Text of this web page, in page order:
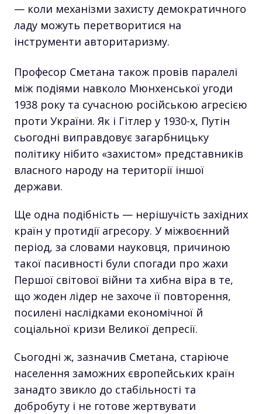
— коли механізми захисту демократичного
ладу можуть перетворитися на
інструменти авторитаризму.
Професор Сметана також провів паралелі
між подіями навколо Мюнхенської угоди
1938 року та сучасною російською агресією
проти України. Як і Гітлер у 1930-х, Путін
сьогодні виправдовує загарбницьку
політику нібито «захистом» представників
власного народу на території іншої
держави.
Ще одна подібність — нерішучість західних
країн у протидії агресору. У міжвоєнний
період, за словами науковця, причиною
такої пасивності були спогади про жахи
Першої світової війни та хибна віра в те,
що жоден лідер не захоче її повторення,
посилені наслідками економічної й
соціальної кризи Великої депресії.
Сьогодні ж, зазначив Сметана, старіюче
населення заможних європейських країн
занадто звикло до стабільності та
добробуту і не готове жертвувати